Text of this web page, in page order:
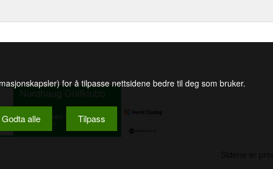
for å tilpasse nettsidene bedre til deg som bruker.
Godta alle Tilpass